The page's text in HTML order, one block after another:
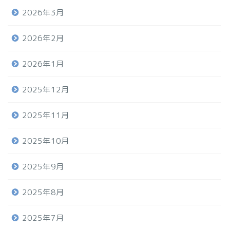
2026年3月
2026年2月
2026年1月
2025年12月
2025年11月
2025年10月
2025年9月
2025年8月
2025年7月